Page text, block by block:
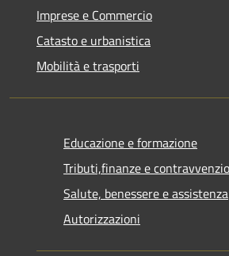
Imprese e Commercio
Catasto e urbanistica
Mobilità e trasporti
Educazione e formazione
Tributi,finanze e
Salute, benessere e assistenza
Autorizzazioni